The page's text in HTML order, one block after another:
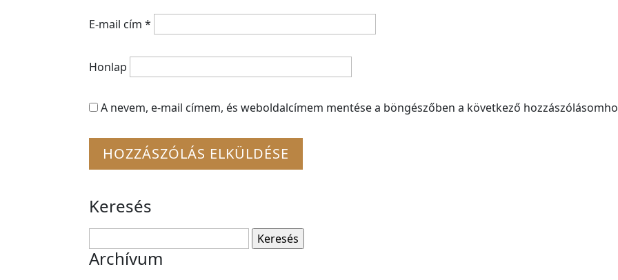
E-mail cím *
Honlap
A nevem, e-mail címem, és weboldalcímem mentése a böngészőben a következő
Keresés
Archívum